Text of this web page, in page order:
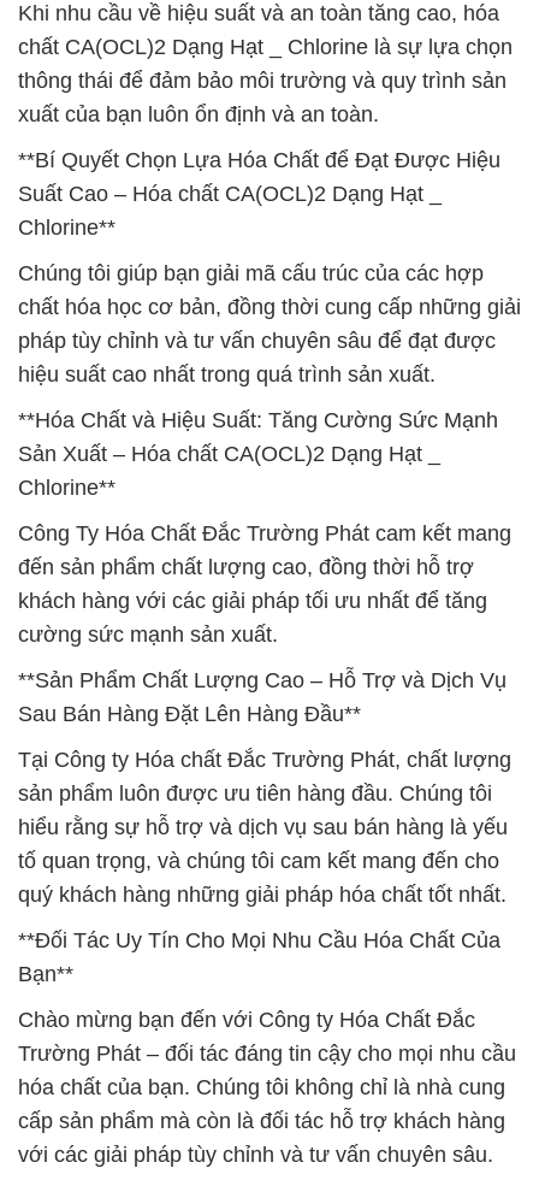
Khi nhu cầu về hiệu suất và an toàn tăng cao, hóa
chất CA(OCL)2 Dạng Hạt _ Chlorine là sự lựa chọn
thông thái để đảm bảo môi trường và quy trình sản
xuất của bạn luôn ổn định và an toàn.
**Bí Quyết Chọn Lựa Hóa Chất để Đạt Được Hiệu
Suất Cao – Hóa chất CA(OCL)2 Dạng Hạt _
Chlorine**
Chúng tôi giúp bạn giải mã cấu trúc của các hợp
chất hóa học cơ bản, đồng thời cung cấp những giải
pháp tùy chỉnh và tư vấn chuyên sâu để đạt được
hiệu suất cao nhất trong quá trình sản xuất.
**Hóa Chất và Hiệu Suất: Tăng Cường Sức Mạnh
Sản Xuất – Hóa chất CA(OCL)2 Dạng Hạt _
Chlorine**
Công Ty Hóa Chất Đắc Trường Phát cam kết mang
đến sản phẩm chất lượng cao, đồng thời hỗ trợ
khách hàng với các giải pháp tối ưu nhất để tăng
cường sức mạnh sản xuất.
**Sản Phẩm Chất Lượng Cao – Hỗ Trợ và Dịch Vụ
Sau Bán Hàng Đặt Lên Hàng Đầu**
Tại Công ty Hóa chất Đắc Trường Phát, chất lượng
sản phẩm luôn được ưu tiên hàng đầu. Chúng tôi
hiểu rằng sự hỗ trợ và dịch vụ sau bán hàng là yếu
tố quan trọng, và chúng tôi cam kết mang đến cho
quý khách hàng những giải pháp hóa chất tốt nhất.
**Đối Tác Uy Tín Cho Mọi Nhu Cầu Hóa Chất Của
Bạn**
Chào mừng bạn đến với Công ty Hóa Chất Đắc
Trường Phát – đối tác đáng tin cậy cho mọi nhu cầu
hóa chất của bạn. Chúng tôi không chỉ là nhà cung
cấp sản phẩm mà còn là đối tác hỗ trợ khách hàng
với các giải pháp tùy chỉnh và tư vấn chuyên sâu.